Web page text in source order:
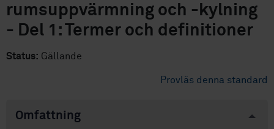
rumsuppvärmning och -kylning
- Del 1: Termer och definitioner
Status: Gällande
Provläs denna standard
Omfattning